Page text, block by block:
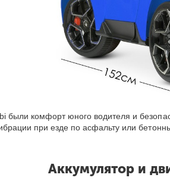
были комфорт юного водителя и
при езде по асфальту или
Аккумулятор и